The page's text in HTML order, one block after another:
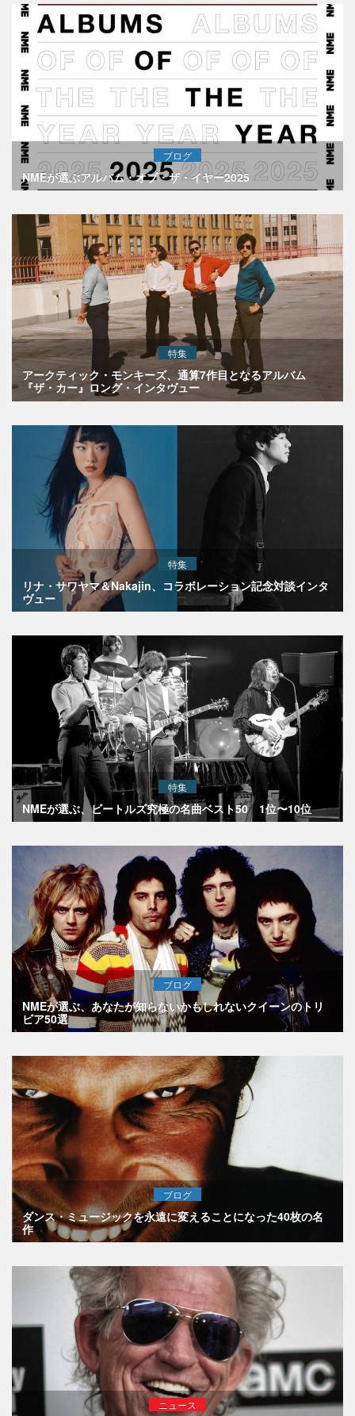
ブログ
NMEが選ぶアルバム・オブ・ザ・イヤー2025
特集
アークティック・モンキーズ、通算7作目となるアルバム
『ザ・カー』ロング・インタヴュー
特集
リナ・サワヤマ＆Nakajin、コラボレーション記念対談インタ
ヴュー
特集
NMEが選ぶ、ビートルズ究極の名曲ベスト50 1位〜10位
ブログ
NMEが選ぶ、あなたが知らないかもしれないクイーンのトリ
ビア50選
ブログ
ダンス・ミュージックを永遠に変えることになった40枚の名
作
ニュース